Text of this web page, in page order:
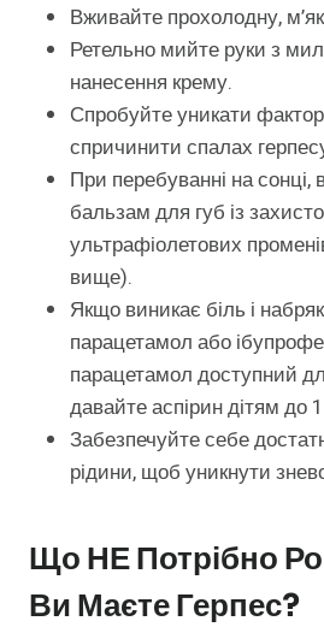
Вживайте прохолодну,
Ретельно мийте руки з
нанесення крему.
Спробуйте уникати
спричинити спалах
При перебуванні на сонці,
бальзам для губ із
ультрафіолетових
вище).
Якщо виникає біль і
парацетамол або
парацетамол доступний
давайте аспірин дітям до
Забезпечуйте себе
рідини, щоб уникнути
Що НЕ Потрібно
Ви Маєте Герпес?